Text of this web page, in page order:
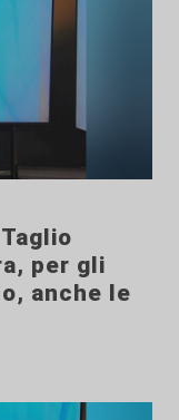
per gli
anche le